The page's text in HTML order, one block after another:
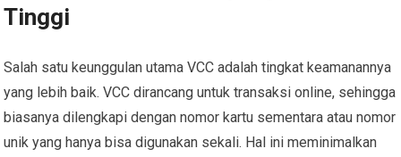
Tinggi
Salah satu keunggulan utama VCC adalah tingkat keamanannya
yang lebih baik. VCC dirancang untuk transaksi online, sehingga
biasanya dilengkapi dengan nomor kartu sementara atau nomor
unik yang hanya bisa digunakan sekali. Hal ini meminimalkan